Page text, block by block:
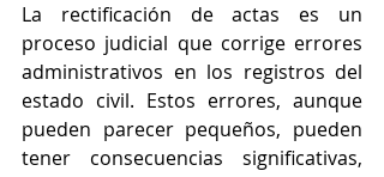
La rectificación de actas es un
proceso judicial que corrige errores
administrativos en los registros del
estado civil. Estos errores, aunque
pueden parecer pequeños, pueden
tener consecuencias significativas,